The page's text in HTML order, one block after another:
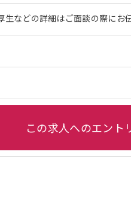
生などの詳細はご面談の際にお
この求人へのエント